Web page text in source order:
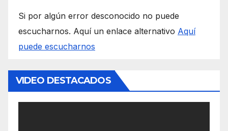
Si por algún error desconocido no puede
escucharnos. Aquí un enlace alternativo Aquí
puede escucharnos
VIDEO DESTACADOS